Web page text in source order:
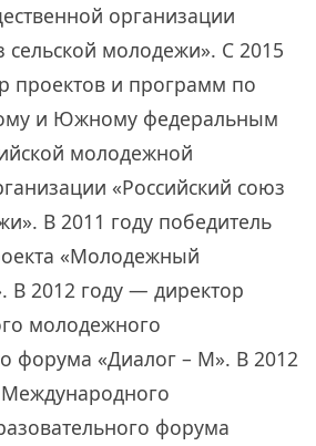
организации
сельской молодежи». С 2015
проектов и программ по
и Южному федеральным
молодежной
«Российский союз
В 2011 году победитель
«Молодежный
В 2012 году — директор
молодежного
форума «Диалог – М». В 2012
форума